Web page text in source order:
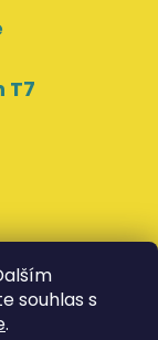
souhlas s
.
T7